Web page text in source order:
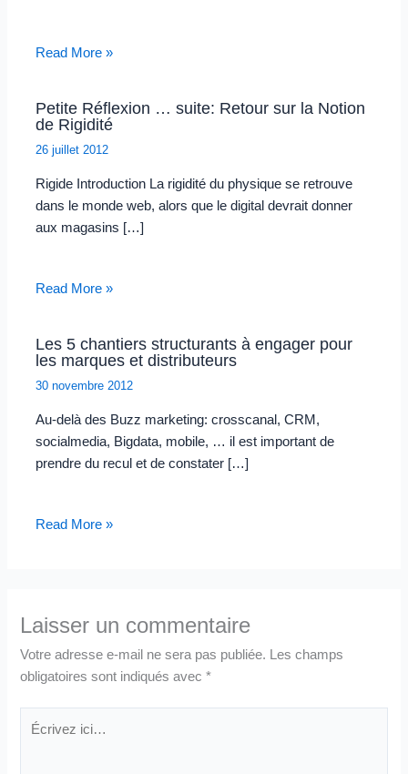
Read More »
Petite Réflexion … suite: Retour sur la Notion
de Rigidité
26 juillet 2012
Rigide Introduction La rigidité du physique se retrouve
dans le monde web, alors que le digital devrait donner
aux magasins […]
Read More »
Les 5 chantiers structurants à engager pour
les marques et distributeurs
30 novembre 2012
Au-delà des Buzz marketing: crosscanal, CRM,
socialmedia, Bigdata, mobile, … il est important de
prendre du recul et de constater […]
Read More »
Laisser un commentaire
Votre adresse e-mail ne sera pas publiée. Les champs
obligatoires sont indiqués avec*
Écrivez